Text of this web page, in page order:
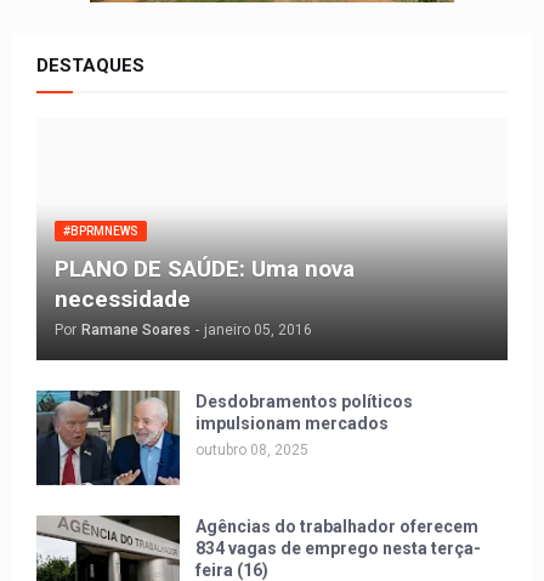
DESTAQUES
#BPRMNEWS
PLANO DE SAÚDE: Uma nova
necessidade
Por Ramane Soares - janeiro 05, 2016
Desdobramentos políticos
impulsionam mercados
outubro 08, 2025
Agências do trabalhador oferecem
834 vagas de emprego nesta terça-
feira (16)